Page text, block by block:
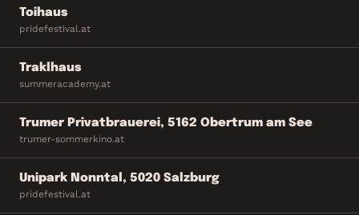
Toihaus
pridefestival.at
Traklhaus
summeracademy.at
Trumer Privatbrauerei, 5162 Obertrum am See
trumer-sommerkino.at
Unipark Nonntal, 5020 Salzburg
pridefestival.at